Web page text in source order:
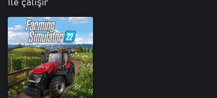
uzaktan kumandalı bir robot sayesinde kolayca gerçekleştirilebilir.
İle çalışır